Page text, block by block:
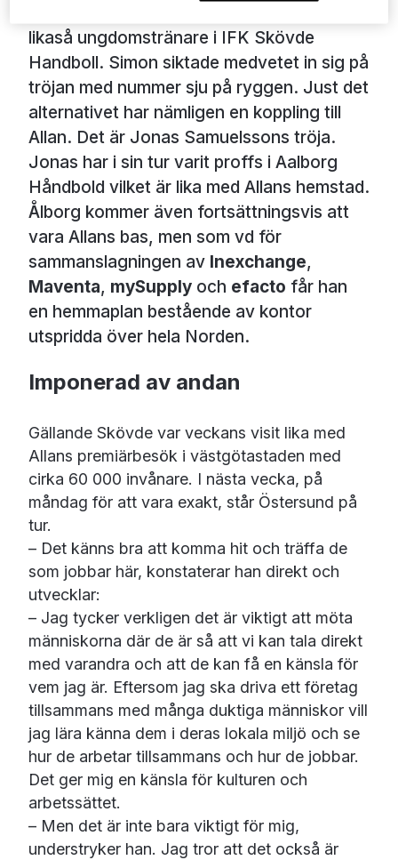
likaså ungdomstränare i IFK Skövde
Handboll. Simon siktade medvetet in sig på
tröjan med nummer sju på ryggen. Just det
alternativet har nämligen en koppling till
Allan. Det är Jonas Samuelssons tröja.
Jonas har i sin tur varit proffs i Aalborg
Håndbold vilket är lika med Allans hemstad.
Ålborg kommer även fortsättningsvis att
vara Allans bas, men som vd för
sammanslagningen av Inexchange,
Maventa, mySupplyoch efacto får han
en hemmaplan bestående av kontor
utspridda över hela Norden.
Imponerad av andan
Gällande Skövde var veckans visit lika med
Allans premiärbesök i västgötastaden med
cirka 60 000 invånare. I nästa vecka, på
måndag för att vara exakt, står Östersund på
tur.
– Det känns bra att komma hit och träffa de
som jobbar här, konstaterar han direkt och
utvecklar:
– Jag tycker verkligen det är viktigt att möta
människorna där de är så att vi kan tala direkt
med varandra och att de kan få en känsla för
vem jag är. Eftersom jag ska driva ett företag
tillsammans med många duktiga människor vill
jag lära känna dem i deras lokala miljö och se
hur de arbetar tillsammans och hur de jobbar.
Det ger mig en känsla för kulturen och
arbetssättet.
– Men det är inte bara viktigt för mig,
understryker han. Jag tror att det också är